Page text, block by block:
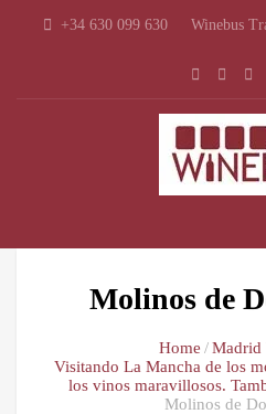
+34 630 099 630 Winebus
Molinos de
Home
Madrid
Visitando La Mancha de los
los vinos maravillosos.
Molinos de